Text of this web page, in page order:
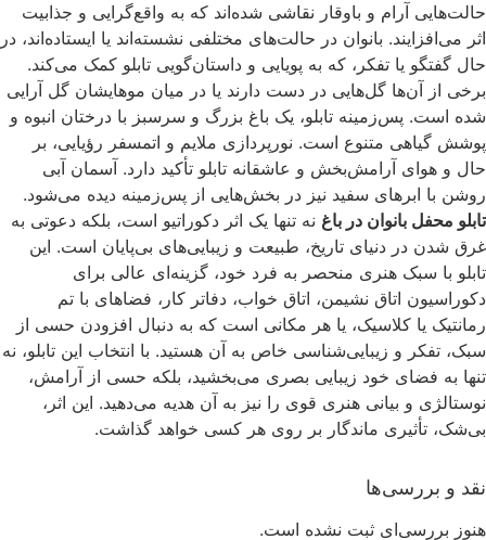
حالت‌هایی آرام و باوقار نقاشی شده‌اند که به واقع‌گرایی و جذابیت
اثر می‌افزایند. بانوان در حالت‌های مختلفی نشسته‌اند یا ایستاده‌اند، در
حال گفتگو یا تفکر، که به پویایی و داستان‌گویی تابلو کمک می‌کند.
برخی از آن‌ها گل‌هایی در دست دارند یا در میان موهایشان گل آرایی
شده است. پس‌زمینه تابلو، یک باغ بزرگ و سرسبز با درختان انبوه و
پوشش گیاهی متنوع است. نورپردازی ملایم و اتمسفر رؤیایی، بر
حال و هوای آرامش‌بخش و عاشقانه تابلو تأکید دارد. آسمان آبی
روشن با ابرهای سفید نیز در بخش‌هایی از پس‌زمینه دیده می‌شود.
تابلو محفل بانوان در باغ نه تنها یک اثر دکوراتیو است، بلکه دعوتی به
غرق شدن در دنیای تاریخ، طبیعت و زیبایی‌های بی‌پایان است. این
تابلو با سبک هنری منحصر به فرد خود، گزینه‌ای عالی برای
دکوراسیون اتاق نشیمن، اتاق خواب، دفاتر کار، فضاهای با تم
رمانتیک یا کلاسیک، یا هر مکانی است که به دنبال افزودن حسی از
سبک، تفکر و زیبایی‌شناسی خاص به آن هستید. با انتخاب این تابلو، نه
تنها به فضای خود زیبایی بصری می‌بخشید، بلکه حسی از آرامش،
نوستالژی و بیانی هنری قوی را نیز به آن هدیه می‌دهید. این اثر،
بی‌شک، تأثیری ماندگار بر روی هر کسی خواهد گذاشت.
نقد و بررسی‌ها
هنوز بررسی‌ای ثبت نشده است.